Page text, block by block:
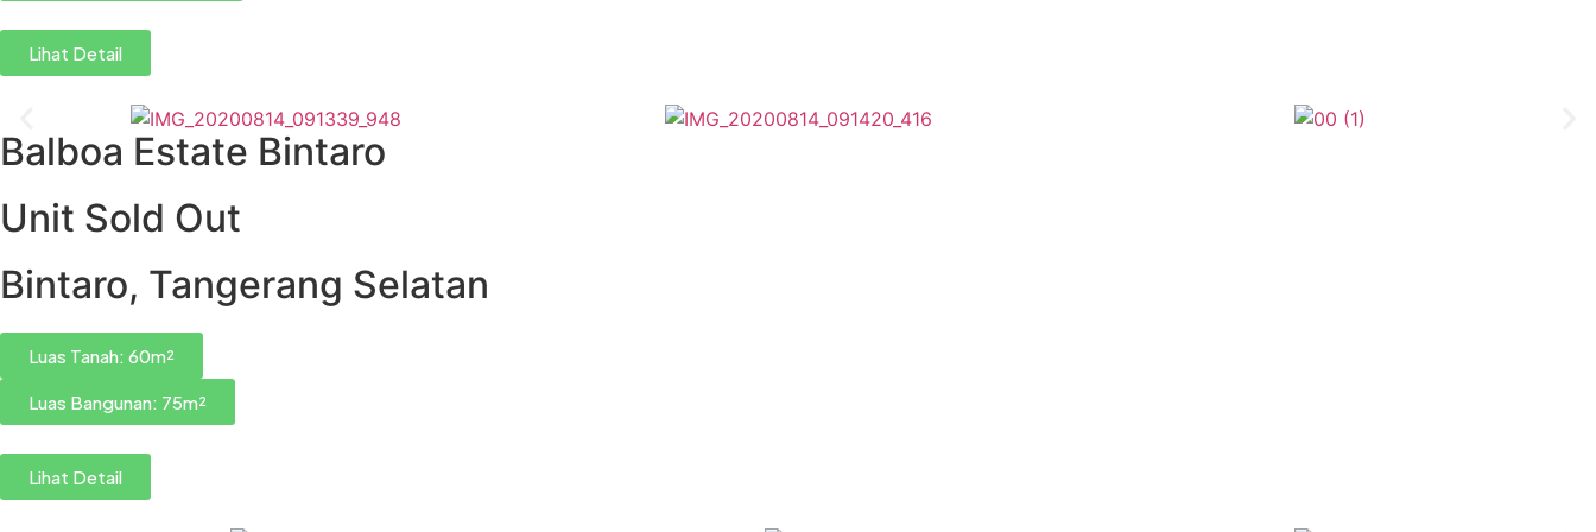
Lihat Detail
Balboa Estate Bintaro
Unit Sold Out
Bintaro, Tangerang Selatan
Luas Tanah: 60m²
Luas Bangunan: 75m²
Lihat Detail